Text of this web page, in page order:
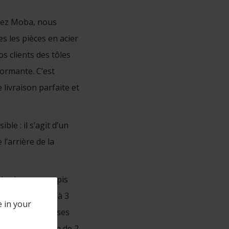
in your
Moba, nous
les pièces en acier
clients des tôles
C’est
livraison parfaite et
: il s’agit d’un
de la
avec un tapis
jusqu’à 3
huit brosses